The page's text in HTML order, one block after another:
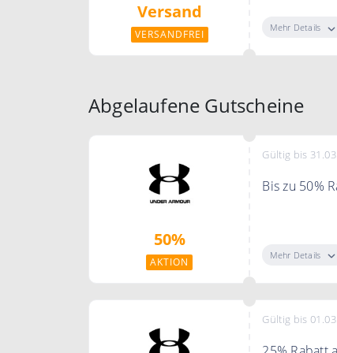
Versand
VERSANDFREI
Mehr Details
Abgelaufene Gutscheine
50%
AKTION
Gültig bis
Bis zu 50%
Mehr Details
Gültig bis